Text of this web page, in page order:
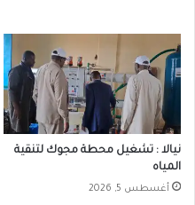
نيالا : تشغيل محطة مجوك لتنقية
المياه
أغسطس 5, 2026